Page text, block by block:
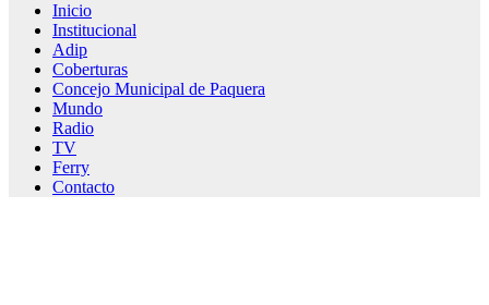
Inicio
Institucional
Adip
Coberturas
Concejo Municipal de Paquera
Mundo
Radio
TV
Ferry
Contacto